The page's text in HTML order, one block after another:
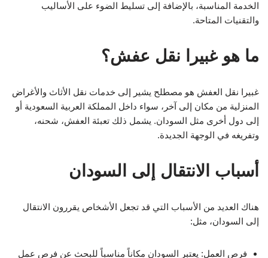
الخدمة المناسبة، بالإضافة إلى تسليط الضوء على الأساليب
والتقنيات المتاحة.
ما هو غبيرا نقل عفش؟
غبيرا نقل العفش هو مصطلح يشير إلى خدمات نقل الأثاث والأغراض
المنزلية من مكان إلى آخر، سواء داخل المملكة العربية السعودية أو
إلى دول أخرى مثل السودان. يشمل ذلك تعبئة العفش، شحنه،
وتفريغه في الوجهة الجديدة.
أسباب الانتقال إلى السودان
هناك العديد من الأسباب التي قد تجعل الأشخاص يقررون الانتقال
إلى السودان، مثل:
فرص العمل: يعتبر السودان مكاناً مناسباً للبحث عن فرص عمل